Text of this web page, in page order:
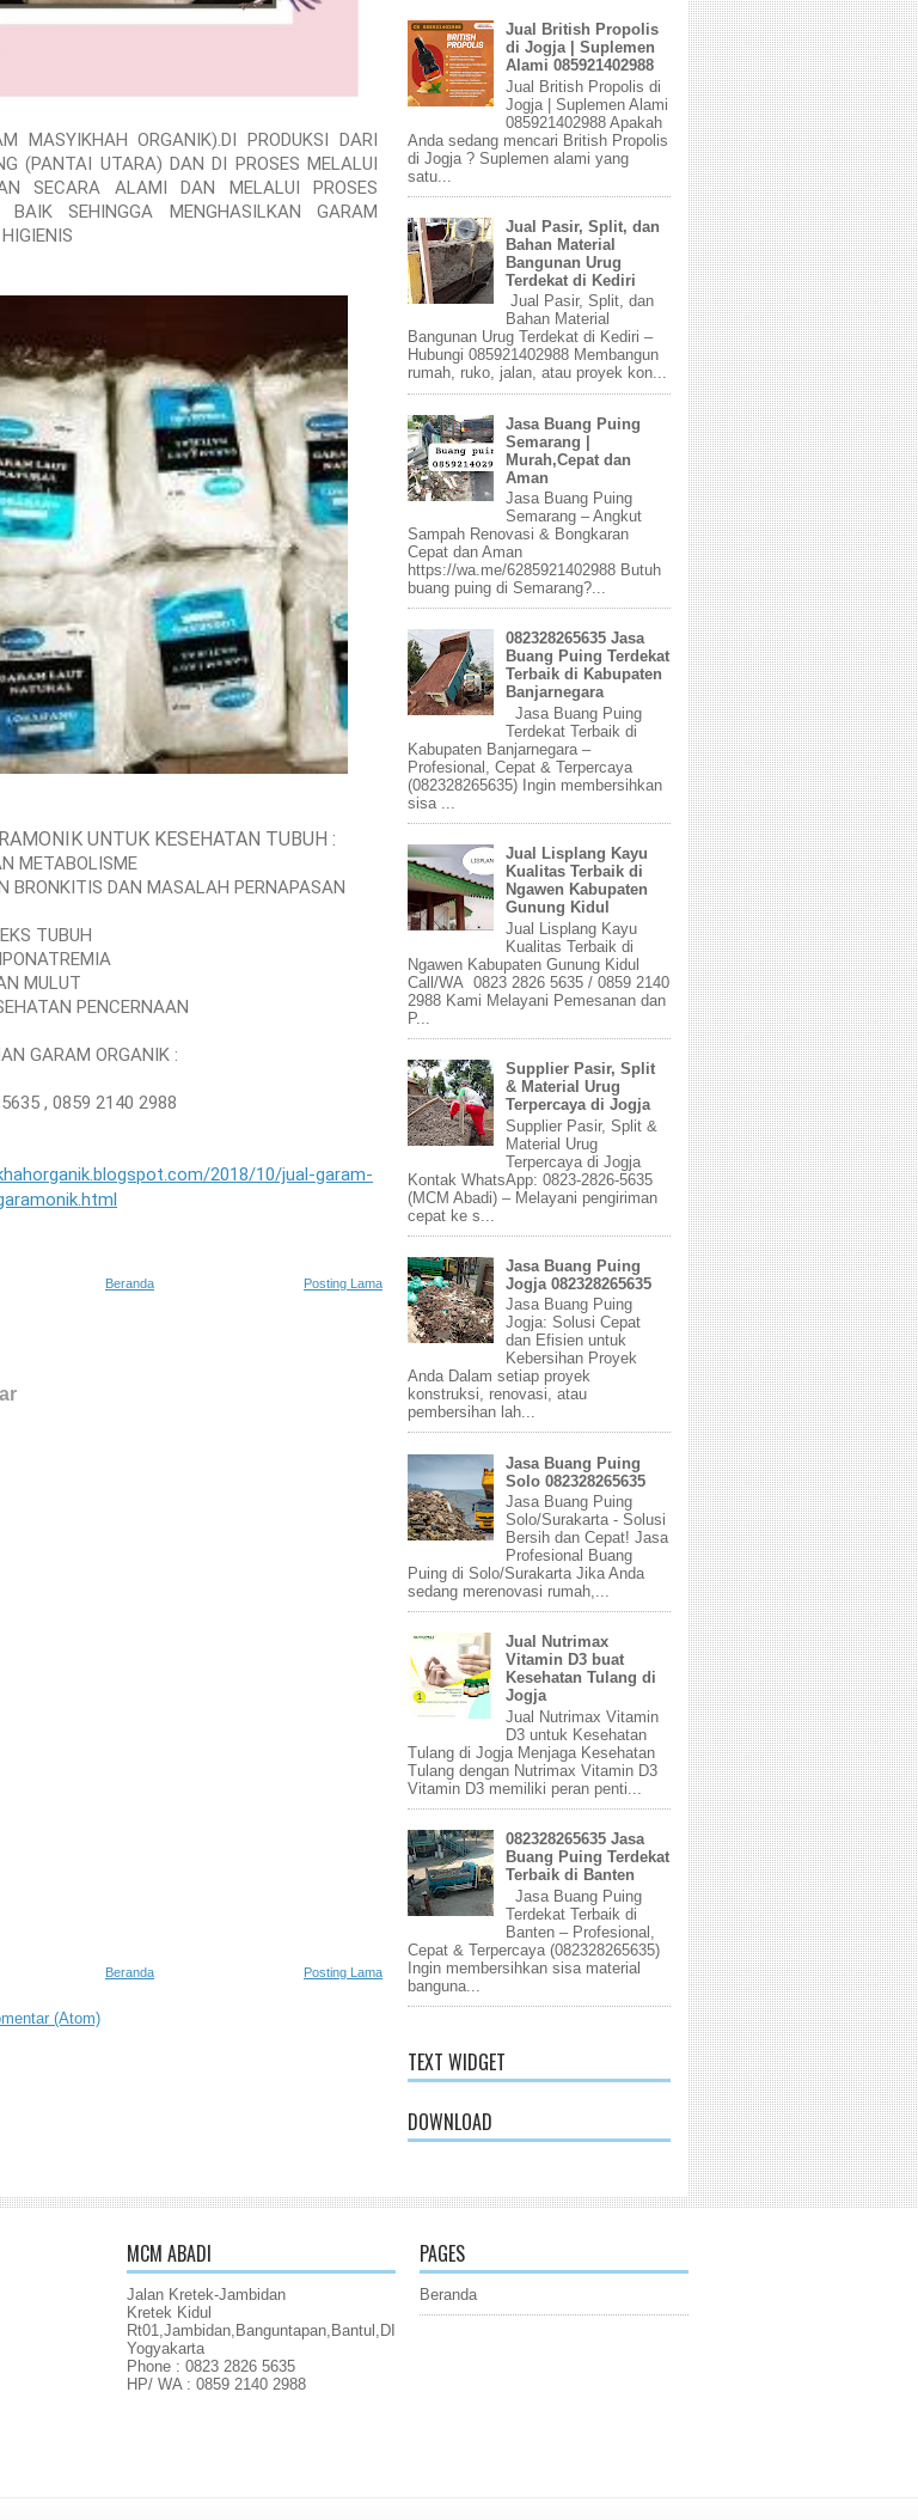
MASYIKHAH ORGANIK).DI PRODUKSI DARI
(PANTAI UTARA) DAN DI PROSES MELALUI
SECARA ALAMI DAN MELALUI PROSES
BAIK SEHINGGA MENGHASILKAN GARAM
UNTUK KESEHATAN TUBUH :
METABOLISME
BRONKITIS DAN MASALAH PERNAPASAN
TUBUH
MULUT
PENCERNAAN
GARAM ORGANIK :
, 0859 2140 2988
2018/10/jual-garam-
Posting Lama
Beranda
Posting Lama
Beranda
(Atom)
Jual British Propolis
di Jogja | Suplemen
Alami 085921402988
Jual British Propolis di
Jogja | Suplemen Alami
085921402988 Apakah
Anda sedang mencari British Propolis
di Jogja ? Suplemen alami yang
satu...
Jual Pasir, Split, dan
Bahan Material
Bangunan Urug
Terdekat di Kediri
Jual Pasir, Split, dan
Bahan Material
Bangunan Urug Terdekat di Kediri –
Hubungi 085921402988 Membangun
rumah, ruko, jalan, atau proyek kon...
Jasa Buang Puing
Semarang |
Murah,Cepat dan
Aman
Jasa Buang Puing
Semarang – Angkut
Sampah Renovasi & Bongkaran
Cepat dan Aman
https://wa.me/6285921402988 Butuh
buang puing di Semarang?...
082328265635 Jasa
Buang Puing Terdekat
Terbaik di Kabupaten
Banjarnegara
Jasa Buang Puing
Terdekat Terbaik di
Kabupaten Banjarnegara –
Profesional, Cepat & Terpercaya
(082328265635) Ingin membersihkan
sisa ...
Jual Lisplang Kayu
Kualitas Terbaik di
Ngawen Kabupaten
Gunung Kidul
Jual Lisplang Kayu
Kualitas Terbaik di
Ngawen Kabupaten Gunung Kidul
Call/WA 0823 2826 5635 / 0859 2140
2988 Kami Melayani Pemesanan dan
P...
Supplier Pasir, Split
& Material Urug
Terpercaya di Jogja
Supplier Pasir, Split &
Material Urug
Terpercaya di Jogja
Kontak WhatsApp: 0823-2826-5635
(MCM Abadi) – Melayani pengiriman
cepat ke s...
Jasa Buang Puing
Jogja 082328265635
Jasa Buang Puing
Jogja: Solusi Cepat
dan Efisien untuk
Kebersihan Proyek
Anda Dalam setiap proyek
konstruksi, renovasi, atau
pembersihan lah...
Jasa Buang Puing
Solo 082328265635
Jasa Buang Puing
Solo/Surakarta - Solusi
Bersih dan Cepat! Jasa
Profesional Buang
Puing di Solo/Surakarta Jika Anda
sedang merenovasi rumah,...
Jual Nutrimax
Vitamin D3 buat
Kesehatan Tulang di
Jogja
Jual Nutrimax Vitamin
D3 untuk Kesehatan
Tulang di Jogja Menjaga Kesehatan
Tulang dengan Nutrimax Vitamin D3
Vitamin D3 memiliki peran penti...
082328265635 Jasa
Buang Puing Terdekat
Terbaik di Banten
Jasa Buang Puing
Terdekat Terbaik di
Banten – Profesional,
Cepat & Terpercaya (082328265635)
Ingin membersihkan sisa material
banguna...
TEXT WIDGET
DOWNLOAD
MCM ABADI
Jalan Kretek-Jambidan
Kretek Kidul
Rt01,Jambidan,Banguntapan,Bantul,DI
Yogyakarta
Phone : 0823 2826 5635
HP/ WA : 0859 2140 2988
PAGES
Beranda